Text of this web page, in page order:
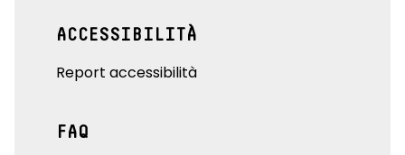
ACCESSIBILITÀ
Report accessibilità
FAQ